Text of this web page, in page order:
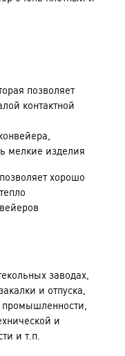
позволяет
контактной
мелкие изделия
хорошо
заводах,
и отпуска,
и
и т.п.